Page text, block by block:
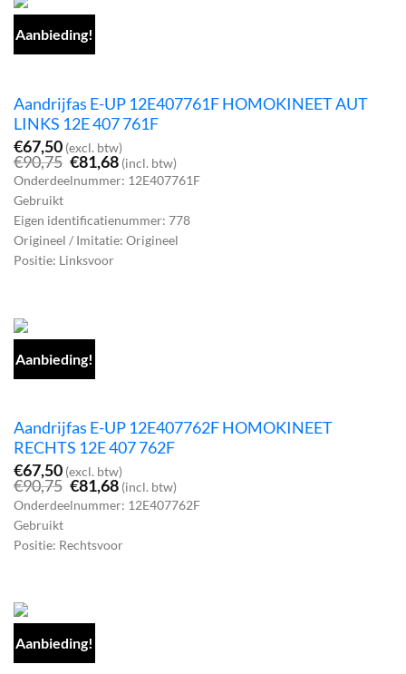
Aanbieding!
Aandrijfas E-UP 12E407761F HOMOKINEET AUT
LINKS 12E 407 761F
€67,50 (excl. btw)
€90,75 Oorspronkelijke
prijs
was:
€81,68Huidige
prijs
is:
(incl. btw)
Onderdeelnummer: 12E407761F
Gebruikt
Eigen identificatienummer: 778
Origineel / Imitatie: Origineel
Positie: Linksvoor
Aanbieding!
Aandrijfas E-UP 12E407762F HOMOKINEET
RECHTS 12E 407 762F
€67,50 (excl. btw)
€90,75 Oorspronkelijke
prijs
was:
€81,68Huidige
prijs
is:
(incl. btw)
Onderdeelnummer: 12E407762F
Gebruikt
Positie: Rechtsvoor
Aanbieding!